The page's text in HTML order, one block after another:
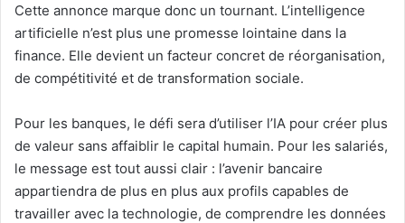
Cette annonce marque donc un tournant. L’intelligence
artificielle n’est plus une promesse lointaine dans la
finance. Elle devient un facteur concret de réorganisation,
de compétitivité et de transformation sociale.
Pour les banques, le défi sera d’utiliser l’IA pour créer plus
de valeur sans affaiblir le capital humain. Pour les salariés,
le message est tout aussi clair : l’avenir bancaire
appartiendra de plus en plus aux profils capables de
travailler avec la technologie, de comprendre les données